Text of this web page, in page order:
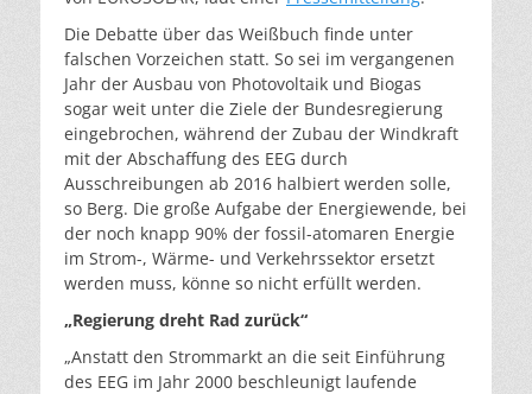
Die Debatte über das Weißbuch finde unter
falschen Vorzeichen statt. So sei im vergangenen
Jahr der Ausbau von Photovoltaik und Biogas
sogar weit unter die Ziele der Bundesregierung
eingebrochen, während der Zubau der Windkraft
mit der Abschaffung des EEG durch
Ausschreibungen ab 2016 halbiert werden solle,
so Berg. Die große Aufgabe der Energiewende, bei
der noch knapp 90% der fossil-atomaren Energie
im Strom-, Wärme- und Verkehrssektor ersetzt
werden muss, könne so nicht erfüllt werden.
„Regierung dreht Rad zurück“
„Anstatt den Strommarkt an die seit Einführung
des EEG im Jahr 2000 beschleunigt laufende